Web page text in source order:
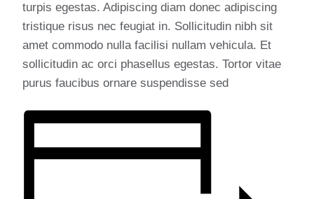
turpis egestas. Adipiscing diam donec adipiscing
tristique risus nec feugiat in. Sollicitudin nibh sit
amet commodo nulla facilisi nullam vehicula. Et
sollicitudin ac orci phasellus egestas. Tortor vitae
purus faucibus ornare suspendisse sed